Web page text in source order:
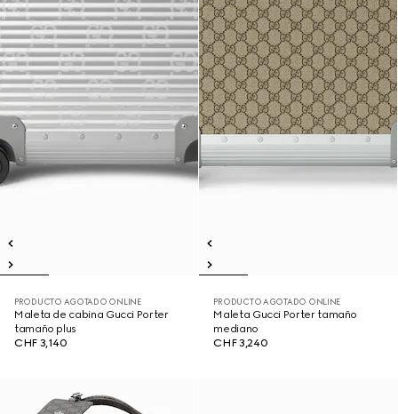
PRODUCTO AGOTADO ONLINE
Maleta de cabina Gucci Porter
tamaño plus
CHF 3,140
PRODUCTO AGOTADO ONLINE
Maleta Gucci Porter tamaño
mediano
CHF 3,240